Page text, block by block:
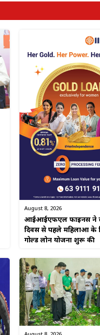
August 8, 2026
आईआईएफएल फाइनेंस ने
दिवस से पहले महिलाओं के
गोल्ड लोन योजना शुरू की